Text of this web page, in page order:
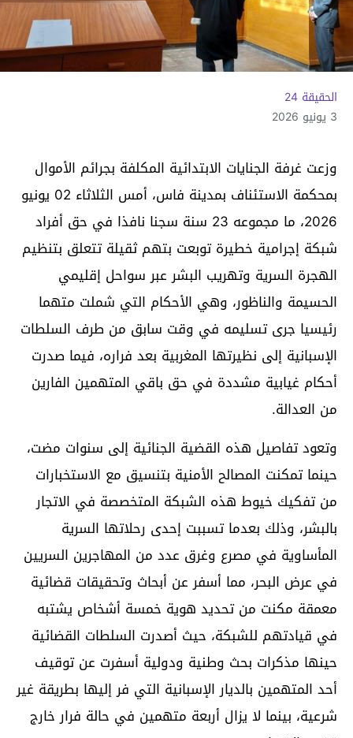
الحقيقة 24
3 يونيو 2026
وزعت غرفة الجنايات الابتدائية المكلفة بجرائم الأموال
بمحكمة الاستئناف بمدينة فاس، أمس الثلاثاء 02 يونيو
2026، ما مجموعه 23 سنة سجنا نافذا في حق أفراد
شبكة إجرامية خطيرة توبعت بتهم ثقيلة تتعلق بتنظيم
الهجرة السرية وتهريب البشر عبر سواحل إقليمي
الحسيمة والناظور، وهي الأحكام التي شملت متهما
رئيسيا جرى تسليمه في وقت سابق من طرف السلطات
الإسبانية إلى نظيرتها المغربية بعد فراره، فيما صدرت
أحكام غيابية مشددة في حق باقي المتهمين الفارين
من العدالة.
وتعود تفاصيل هذه القضية الجنائية إلى سنوات مضت،
حينما تمكنت المصالح الأمنية بتنسيق مع الاستخبارات
من تفكيك خيوط هذه الشبكة المتخصصة في الاتجار
بالبشر، وذلك بعدما تسببت إحدى رحلاتها السرية
المأساوية في مصرع وغرق عدد من المهاجرين السريين
في عرض البحر، مما أسفر عن أبحاث وتحقيقات قضائية
معمقة مكنت من تحديد هوية خمسة أشخاص يشتبه
في قيادتهم للشبكة، حيث أصدرت السلطات القضائية
حينها مذكرات بحث وطنية ودولية أسفرت عن توقيف
أحد المتهمين بالديار الإسبانية التي فر إليها بطريقة غير
شرعية، بينما لا يزال أربعة متهمين في حالة فرار خارج